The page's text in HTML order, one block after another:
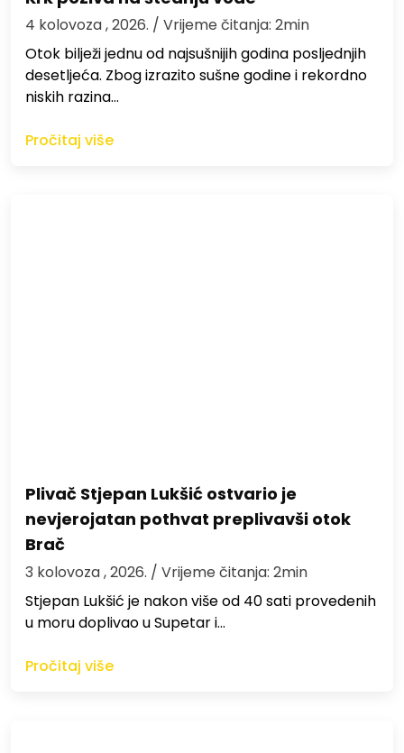
4 kolovoza , 2026. / Vrijeme čitanja: 2min
Otok bilježi jednu od najsušnijih godina posljednjih
desetljeća. Zbog izrazito sušne godine i rekordno
niskih razina…
Pročitaj više
Plivač Stjepan Lukšić ostvario je
nevjerojatan pothvat preplivavši otok
Brač
3 kolovoza , 2026. / Vrijeme čitanja: 2min
St​jepan Lukšić je nakon više od 40 sati provedenih
u moru doplivao u Supetar i…
Pročitaj više